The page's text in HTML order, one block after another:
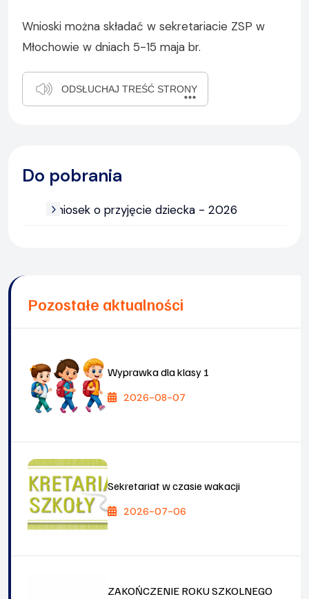
Wnioski można składać w sekretariacie ZSP w
Młochowie w dniach 5-15 maja br.
ODSŁUCHAJ TREŚĆ STRONY
Do pobrania
Wniosek o przyjęcie dziecka - 2026
Pozostałe aktualności
Wyprawka dla klasy 1
2026-08-07
Sekretariat w czasie wakacji
2026-07-06
ZAKOŃCZENIE ROKU SZKOLNEGO